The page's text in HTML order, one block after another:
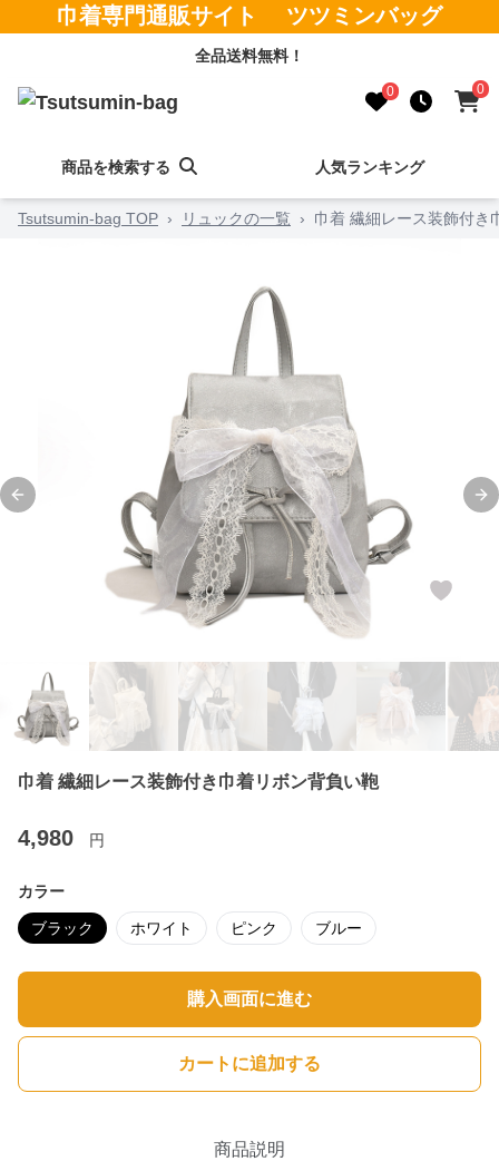
巾着専門通販サイト ツツミンバッグ
全品送料無料！
0 0
商品を検索する 人気ランキング
Tsutsumin-bag TOP › リュックの一覧 › 巾着 繊細レース装飾付き
Previous slide
巾着 繊細レース装飾付き巾着リボン背負い鞄
4,980 円
カラー
ブラック ホワイト ピンク ブルー
購入画面に進む
カートに追加する
商品説明